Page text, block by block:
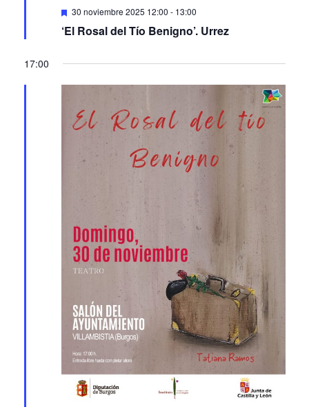
‘El Rosal del Tío Benigno’. Urrez
Featured
30 noviembre 2025 17:00 -18:00